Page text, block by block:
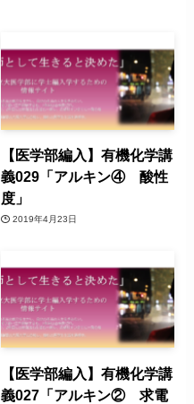
【医学部編入】有機化学講
義029「アルキン④ 酸性
度」
2019年4月23日
【医学部編入】有機化学講
義027「アルキン② 求電